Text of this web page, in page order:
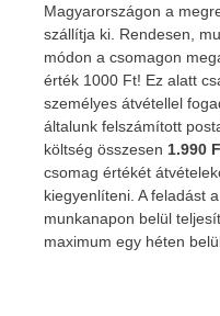
Magyarországon a
szállítja ki. Rendesen,
módon a csomagon
érték 1000 Ft! Ez alatt
személyes átvétellel
általunk felszámított
költség összesen 1.990
csomag értékét
kiegyenlíteni. A feladást
munkanapon belül
maximum egy héten